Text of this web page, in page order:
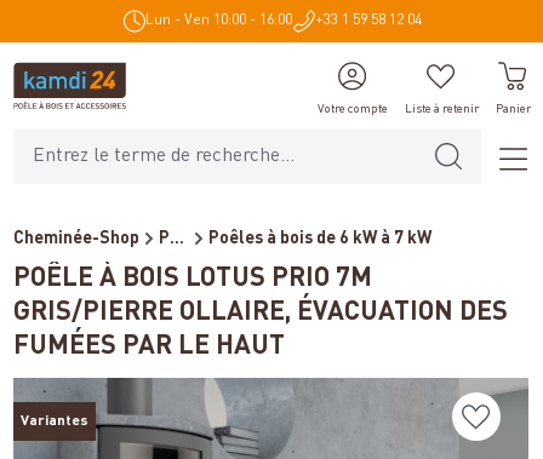
principal Lun - Ven 10:00 - 16:00 +33 1 59 58 12 04
Votre compte Liste à retenir Panier
Cheminée-Shop Poêles et cheminées Poêles à bois de 6 kW à 7 kW
POÊLE À BOIS LOTUS PRIO 7M
GRIS/PIERRE OLLAIRE, ÉVACUATION DES
FUMÉES PAR LE HAUT
Variantes